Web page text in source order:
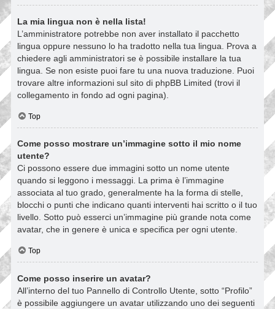
La mia lingua non è nella lista!
L’amministratore potrebbe non aver installato il pacchetto
lingua oppure nessuno lo ha tradotto nella tua lingua. Prova a
chiedere agli amministratori se è possibile installare la tua
lingua. Se non esiste puoi fare tu una nuova traduzione. Puoi
trovare altre informazioni sul sito di phpBB Limited (trovi il
collegamento in fondo ad ogni pagina).
Top
Come posso mostrare un’immagine sotto il mio nome
utente?
Ci possono essere due immagini sotto un nome utente
quando si leggono i messaggi. La prima è l’immagine
associata al tuo grado, generalmente ha la forma di stelle,
blocchi o punti che indicano quanti interventi hai scritto o il tuo
livello. Sotto può esserci un’immagine più grande nota come
avatar, che in genere è unica e specifica per ogni utente.
Top
Come posso inserire un avatar?
All’interno del tuo Pannello di Controllo Utente, sotto “Profilo”
è possibile aggiungere un avatar utilizzando uno dei seguenti